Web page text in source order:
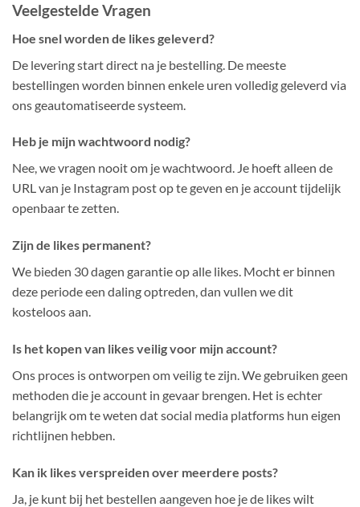
Veelgestelde Vragen
Hoe snel worden de likes geleverd?
De levering start direct na je bestelling. De meeste
bestellingen worden binnen enkele uren volledig geleverd via
ons geautomatiseerde systeem.
Heb je mijn wachtwoord nodig?
Nee, we vragen nooit om je wachtwoord. Je hoeft alleen de
URL van je Instagram post op te geven en je account tijdelijk
openbaar te zetten.
Zijn de likes permanent?
We bieden 30 dagen garantie op alle likes. Mocht er binnen
deze periode een daling optreden, dan vullen we dit
kosteloos aan.
Is het kopen van likes veilig voor mijn account?
Ons proces is ontworpen om veilig te zijn. We gebruiken geen
methoden die je account in gevaar brengen. Het is echter
belangrijk om te weten dat social media platforms hun eigen
richtlijnen hebben.
Kan ik likes verspreiden over meerdere posts?
Ja, je kunt bij het bestellen aangeven hoe je de likes wilt